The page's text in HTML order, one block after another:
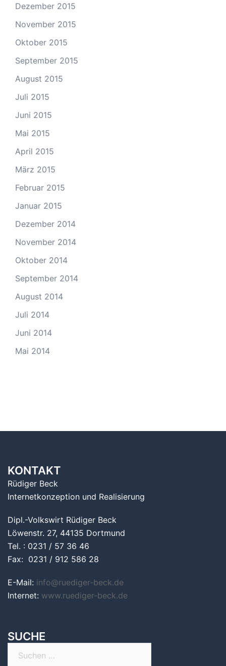
Dezember 2015
November 2015
Oktober 2015
September 2015
August 2015
Juli 2015
Juni 2015
Mai 2015
April 2015
März 2015
Februar 2015
Januar 2015
Dezember 2014
November 2014
Oktober 2014
September 2014
August 2014
Juli 2014
Juni 2014
Mai 2014
KONTAKT
Rüdiger Beck
Internetkonzeption und Realisierung
Dipl.-Volkswirt Rüdiger Beck
Löwenstr. 27, 44135 Dortmund
Tel. : 0231 / 57 36 46
Fax: 0231 / 912 586 28
E-Mail: info@ruediger-beck.de
Internet: www.ruediger-beck.de
SUCHE
nach: